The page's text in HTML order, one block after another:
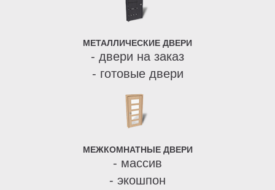
МЕТАЛЛИЧЕСКИЕ ДВЕРИ
- двери на заказ
- готовые двери
МЕЖКОМНАТНЫЕ ДВЕРИ
- массив
- экошпон